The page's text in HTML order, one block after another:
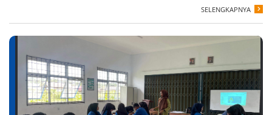
SELENGKAPNYA